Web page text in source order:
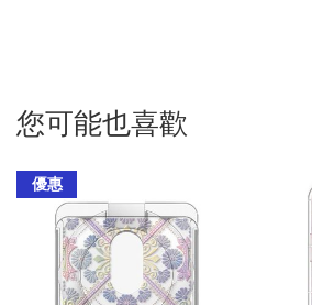
您可能也喜歡
優惠